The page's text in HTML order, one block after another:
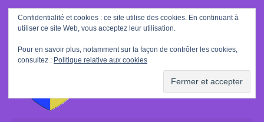
Rechercher
:
Confidentialité et cookies : ce site utilise des cookies. En continuant à
utiliser ce site Web, vous acceptez leur utilisation.
Pour en savoir plus, notamment sur la façon de contrôler les cookies,
consultez : Politique relative aux cookies